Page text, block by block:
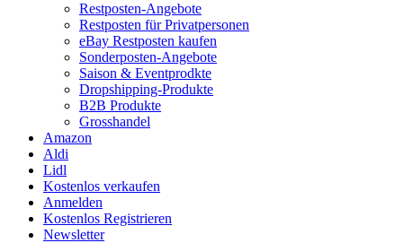
Restposten-Angebote
Restposten für Privatpersonen
eBay Restposten kaufen
Sonderposten-Angebote
Saison & Eventprodkte
Dropshipping-Produkte
B2B Produkte
Grosshandel
Amazon
Aldi
Lidl
Kostenlos verkaufen
Anmelden
Kostenlos Registrieren
Newsletter